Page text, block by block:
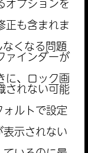
正も含まれま
くなる問題
ァインダーが
に、ロック画
されない可能
ルトで設定
示されない